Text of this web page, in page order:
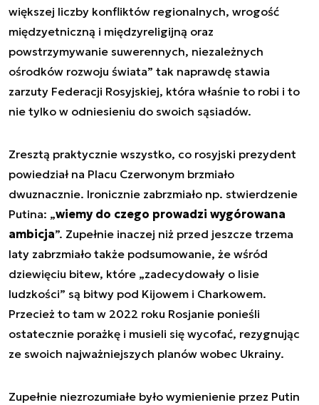
większej liczby konfliktów regionalnych, wrogość
międzyetniczną i międzyreligijną oraz
powstrzymywanie suwerennych, niezależnych
ośrodków rozwoju świata” tak naprawdę stawia
zarzuty Federacji Rosyjskiej, która właśnie to robi i to
nie tylko w odniesieniu do swoich sąsiadów.
Zresztą praktycznie wszystko, co rosyjski prezydent
powiedział na Placu Czerwonym brzmiało
dwuznacznie. Ironicznie zabrzmiało np. stwierdzenie
Putina: „wiemy do czego prowadzi wygórowana
ambicja”. Zupełnie inaczej niż przed jeszcze trzema
laty zabrzmiało także podsumowanie, że wśród
dziewięciu bitew, które „zadecydowały o lisie
ludzkości” są bitwy pod Kijowem i Charkowem.
Przecież to tam w 2022 roku Rosjanie ponieśli
ostatecznie porażkę i musieli się wycofać, rezygnując
ze swoich najważniejszych planów wobec Ukrainy.
Zupełnie niezrozumiałe było wymienienie przez Putin